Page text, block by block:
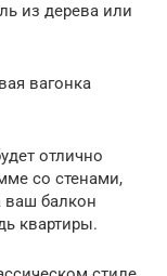
из дерева или
вагонка
отлично
со стенами,
ваш балкон
квартиры.